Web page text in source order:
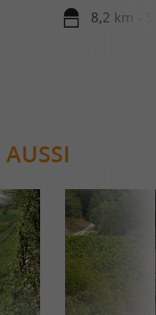
8,2 km -
AUSSI